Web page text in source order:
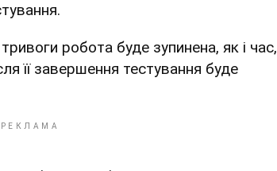
робота буде зупинена, як і час,
її завершення тестування буде